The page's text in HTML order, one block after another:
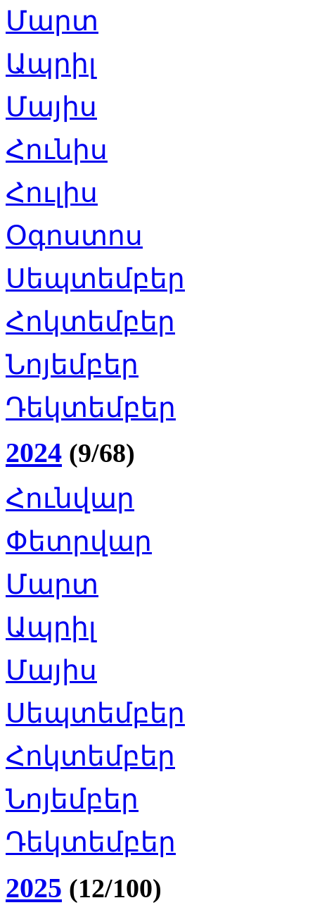
Մարտ
Ապրիլ
Մայիս
Հունիս
Հուլիս
Օգոստոս
Սեպտեմբեր
Հոկտեմբեր
Նոյեմբեր
Դեկտեմբեր
2024 (9/68)
Հունվար
Փետրվար
Մարտ
Ապրիլ
Մայիս
Սեպտեմբեր
Հոկտեմբեր
Նոյեմբեր
Դեկտեմբեր
2025 (12/100)